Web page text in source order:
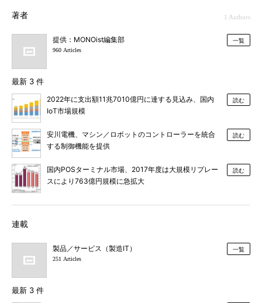
著者 1 Authors
提供：MONOist編集部
960 Articles
一覧
最新 3 件
2022年に支出額11兆7010億円に達する見込み、国内
IoT市場規模
読む
安川電機、マシン／ロボットのコントローラーを統合
する制御機能を提供
読む
国内POSターミナル市場、2017年度は大規模リプレー
スにより763億円規模に急拡大
読む
連載
製品／サービス（製造IT）
251 Articles
一覧
最新 3 件